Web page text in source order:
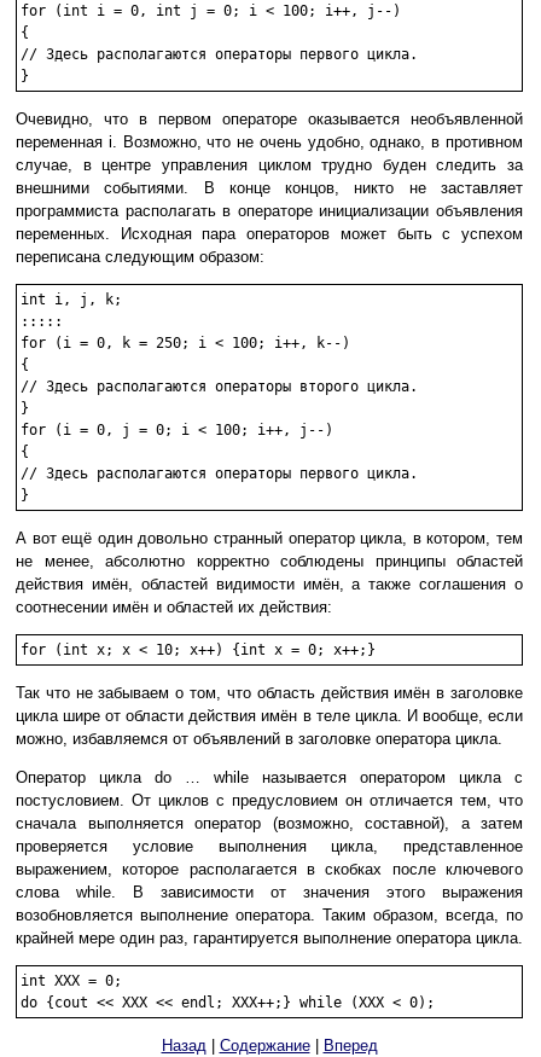
for (int i = 0, int j = 0; i < 100; i++, j--)
{
// Здесь располагаются операторы первого цикла.
Очевидно, что в первом операторе оказывается необъявленной
переменная i. Возможно, что не очень удобно, однако, в противном
случае, в центре управления циклом трудно буден следить за
внешними событиями. В конце концов, никто не заставляет
программиста располагать в операторе инициализации объявления
переменных. Исходная пара операторов может быть с успехом
переписана следующим образом:
int i, j, k;
:::::
for (i = 0, k = 250; i < 100; i++, k--)
{
// Здесь располагаются операторы второго цикла.
}
for (i = 0, j = 0; i < 100; i++, j--)
{
// Здесь располагаются операторы первого цикла.
А вот ещё один довольно странный оператор цикла, в котором, тем
не менее, абсолютно корректно соблюдены принципы областей
действия имён, областей видимости имён, а также соглашения о
соотнесении имён и областей их действия:
for (int x; x < 10; x++) {int x = 0; x++;}
Так что не забываем о том, что область действия имён в заголовке
цикла шире от области действия имён в теле цикла. И вообще, если
можно, избавляемся от объявлений в заголовке оператора цикла.
Оператор цикла do … while называется оператором цикла с
постусловием. От циклов с предусловием он отличается тем, что
сначала выполняется оператор (возможно, составной), а затем
проверяется условие выполнения цикла, представленное
выражением, которое располагается в скобках после ключевого
слова while. В зависимости от значения этого выражения
возобновляется выполнение оператора. Таким образом, всегда, по
крайней мере один раз, гарантируется выполнение оператора цикла.
int XXX = 0;
Назад| Содержание| Вперед